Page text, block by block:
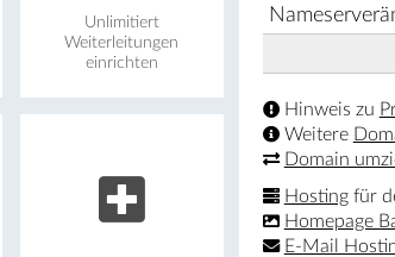
Unlimitiert
Weiterleitungen
einrichten
Hinweis zu
Weitere
Domain
Hostingfür
Homepage
E-Mail